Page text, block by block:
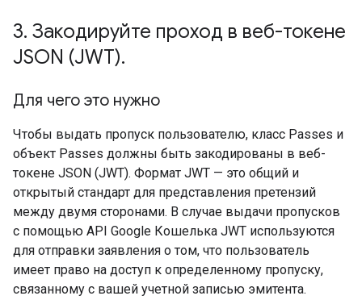
3. Закодируйте проход в веб-токене
JSON (JWT).
Для чего это нужно
Чтобы выдать пропуск пользователю, класс Passes и
объект Passes должны быть закодированы в веб-
токене JSON (JWT). Формат JWT — это общий и
открытый стандарт для представления претензий
между двумя сторонами. В случае выдачи пропусков
с помощью API Google Кошелька JWT используются
для отправки заявления о том, что пользователь
имеет право на доступ к определенному пропуску,
связанному с вашей учетной записью эмитента.